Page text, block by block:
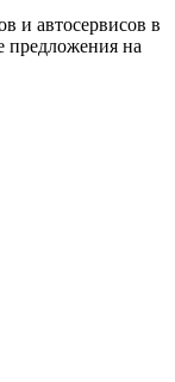
и автосервисов в
предложения на